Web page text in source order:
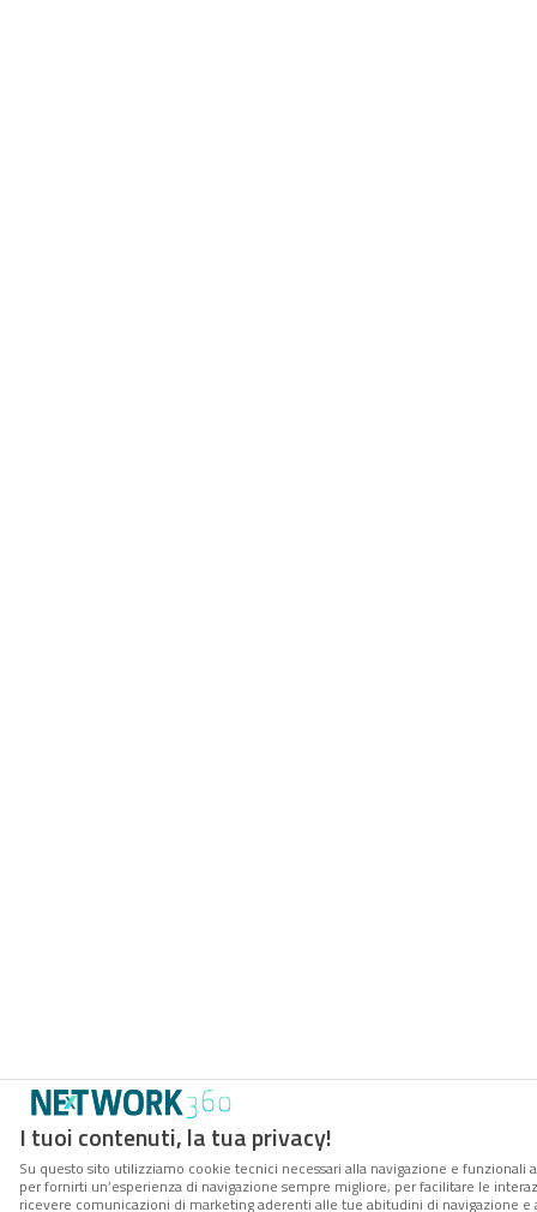
I tuoi contenuti, la tua privacy!
Su questo sito utilizziamo cookie tecnici necessari alla navigazione e funzionali
per fornirti un’esperienza di navigazione sempre migliore, per facilitare le
ricevere comunicazioni di marketing aderenti alle tue abitudini di navigazione e